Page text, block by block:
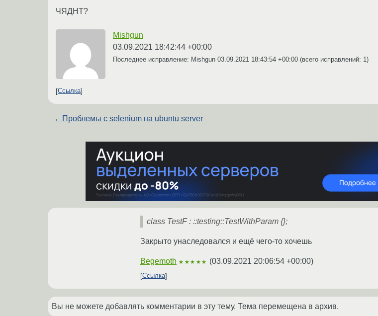
ЧЯДНТ?
Mishgun
03.09.2021 18:42:44 +00:00
Последнее исправление: Mishgun 03.09.2021 18:43:54 +00:00 (всего исправлений: 1)
Ссылка
← Проблемы с selenium на ubuntu server
class TestF : ::testing::TestWithParam {};
Закрыто унаследовался и ещё чего-то хочешь
Begemoth ★★★★★ (03.09.2021 20:06:54 +00:00)
Ссылка
Вы не можете добавлять комментарии в эту тему. Тема перемещена в архив.